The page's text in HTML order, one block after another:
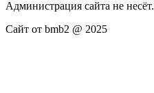
Администрация сайта не несёт.
Сайт от bmb2 @ 2025